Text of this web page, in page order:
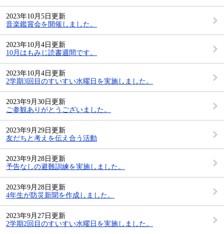
2023年10月5日更新
音楽鑑賞会を開催しました。
2023年10月4日更新
10月はもみじ読書週間です。
2023年10月4日更新
2学期3回目のすいすい水曜日を実施しました。
2023年9月30日更新
ご参観ありがとうございました。
2023年9月29日更新
友だちと考えを伝え合う活動
2023年9月28日更新
予告なしの避難訓練を実施しました。
2023年9月28日更新
4年生が防災新聞を作成しました。
2023年9月27日更新
2学期2回目のすいすい水曜日を実施しました。